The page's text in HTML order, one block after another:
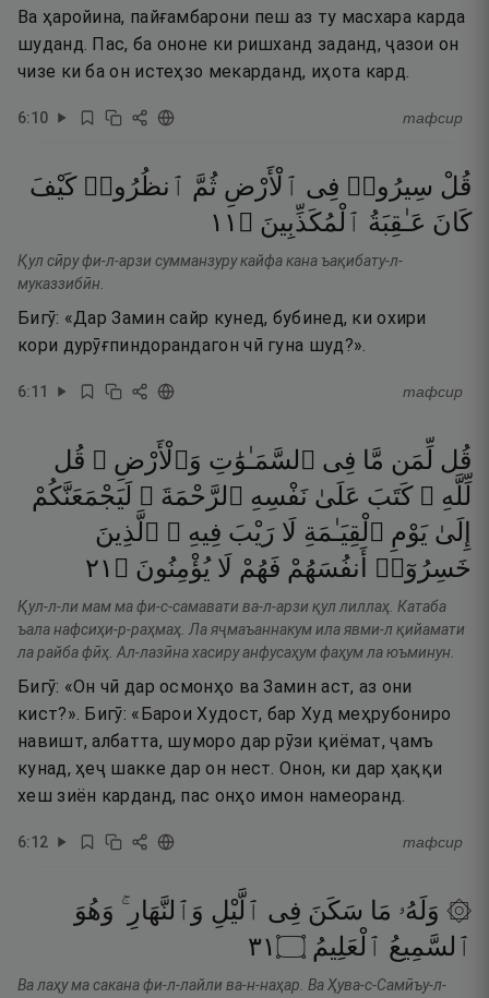
Ва ҳаройина, пайғамбарони пеш аз ту масхара карда
шуданд. Пас, ба ононе ки ришханд заданд, ҷазои он
чизе ки ба он истеҳзо мекарданд, иҳота кард.
6:10 тафсир
قُلْ سِيرُوا۟ فِى ٱلْأَرْضِ ثُمَّ ٱنظُرُوا۟ كَيْفَ
كَانَ عَـٰقِبَةُ ٱلْمُكَذِّبِينَ ۝ ١١
Қул сӣру фи-л-арзи сумманзуру кайфа кана ъақибату-л-
муказзибӣн.
Бигӯ: «Дар Замин сайр кунед, бубинед, ки охири
кори дурӯғпиндорандагон чӣ гуна шуд?».
6:11 тафсир
قُل لِّمَن مَّا فِى ٱلسَّمَـٰوَٰتِ وَٱلْأَرْضِ ۖ قُل
لِّلَّهِ ۚ كَتَبَ عَلَىٰ نَفْسِهِ ٱلرَّحْمَةَ ۚ لَيَجْمَعَنَّكُمْ
إِلَىٰ يَوْمِ ٱلْقِيَـٰمَةِ لَا رَيْبَ فِيهِ ۚ ٱلَّذِينَ
خَسِرُوٓا۟
أَنفُسَهُمْ فَهُمْ لَا يُؤْمِنُونَ ۝ ١٢
Қул-л-ли мам ма фи-с-самавати ва-л-арзи қул лиллаҳ. Катаба
ъала нафсиҳи-р-раҳмаҳ. Ла яҷмаъаннакум ила явми-л қийамати
ла райба фӣҳ. Ал-лазӣна хасиру анфусаҳум фаҳум ла юъминун.
Бигӯ: «Он чӣ дар осмонҳо ва Замин аст, аз они
кист?». Бигӯ: «Барои Худост, бар Худ меҳрубониро
навишт, албатта, шуморо дар рӯзи қиёмат, ҷамъ
кунад, ҳеҷ шакке дар он нест. Онон, ки дар ҳаққи
хеш зиён карданд, пас онҳо имон намеоранд.
6:12 тафсир
۞ وَلَهُۥ مَا سَكَنَ فِى ٱلَّيْلِ وَٱلنَّهَارِ ۚ وَهُوَ
ٱلسَّمِيعُ ٱلْعَلِيمُ ۝١٣
Ва лаҳу ма сакана фи-л-лайли ва-н-наҳар. Ва Ҳува-с-Самӣъу-л-